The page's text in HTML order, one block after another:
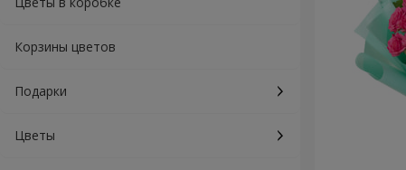
Корзины цветов
Подарки
Цветы